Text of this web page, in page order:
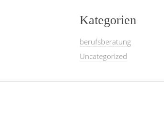
Kategorien
berufsberatung
Uncategorized